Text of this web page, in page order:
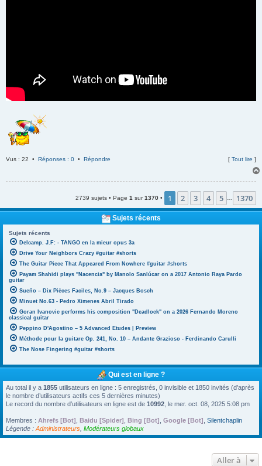
Vus : 22 • Réponses : 0 • Répondre [ Tout lire ]
2739 sujets • Page 1 sur1370 • 1 2 3 4 5 1370
Sujets récents
Sujets récents
Delcamp. J.F: - TANGO en la mieur opus 3a
Drive Your Neighbors Crazy #guitar #shorts
The Guitar Piece That Appeared From Nowhere #guitar #shorts
Payam Shahidi plays "Nacencia" by Manolo Sanlúcar on a 2017 Antonio Raya Pardo
guitar
Sueño – Dix Pièces Faciles, No.9 – Jacques Bosch
Minuet No.63 - Pedro Ximenes Abril Tirado
Goran Ivanovic performs his composition "Deadlock" on a 2026 Fernando Moreno
classical guitar
Peppino D'Agostino – 5 Advanced Etudes | Preview
Méthode pour la guitare Op. 241, No. 10 – Andante Grazioso - Ferdinando Carulli
The Nose Fingering #guitar #shorts
Qui est en ligne ?
Au total il y a 1855 utilisateurs en ligne : 5 enregistrés, 0 invisible et 1850 invités (d’après
le nombre d’utilisateurs actifs ces 5 dernières minutes)
Le record du nombre d’utilisateurs en ligne est de 10992 , le mer. oct. 08, 2025 5:08 pm
Membres : Ahrefs [Bot] Baidu [Spider] Bing [Bot] Google [Bot] Silentchaplin
Légende : Administrateurs Modérateurs globaux
Aller à